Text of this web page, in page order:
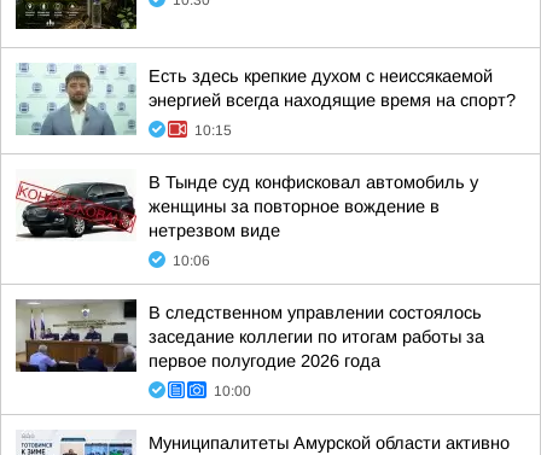
Есть здесь крепкие духом с неиссякаемой
энергией всегда находящие время на спорт?
10:15
В Тынде суд конфисковал автомобиль у
женщины за повторное вождение в
нетрезвом виде
10:06
В следственном управлении состоялось
заседание коллегии по итогам работы за
первое полугодие 2026 года
10:00
Муниципалитеты Амурской области активно